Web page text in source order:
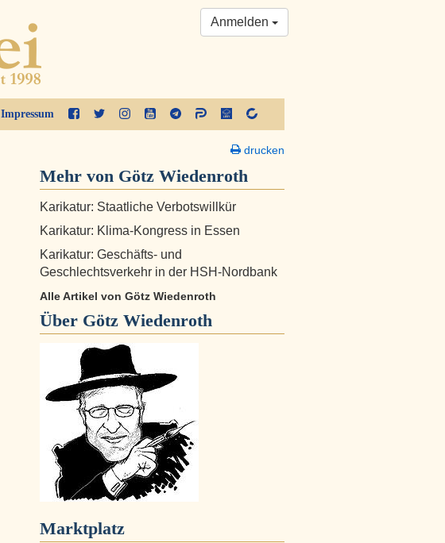
Impressum
Anmelden
drucken
Mehr von Götz Wiedenroth
Karikatur: Staatliche Verbotswillkür
Karikatur: Klima-Kongress in Essen
Karikatur: Geschäfts- und
Geschlechtsverkehr in der HSH-Nordbank
Alle Artikel von Götz Wiedenroth
Über Götz Wiedenroth
Marktplatz